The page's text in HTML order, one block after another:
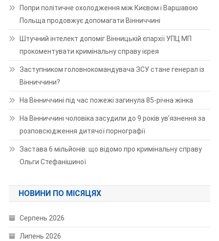
Попри політичне охолодження між Києвом і Варшавою
Польща продовжує допомагати Вінниччині
Штучний інтелект допоміг Вінницькій єпархії УПЦ МП
прокоментувати кримінальну справу ієрея
Заступником головнокомандувача ЗСУ стане генерал із
Вінниччини?
На Вінниччині під час пожежі загинула 85-річна жінка
На Вінниччині чоловіка засудили до 9 років ув’язнення за
розповсюдження дитячої порнографії
Застава 6 мільйонів: що відомо про кримінальну справу
Ольги Стефанішиної
НОВИНИ ПО МІСЯЦЯХ
Серпень 2026
Липень 2026